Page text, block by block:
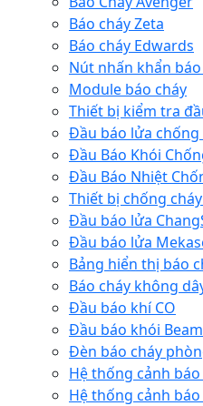
Báo cháy Zeta
Báo cháy Edwards
Nút nhấn khẩn
Module báo cháy
Thiết bị kiểm tra
Đầu báo lửa chống
Đầu Báo Khói
Đầu Báo Nhiệt
Thiết bị chống
Đầu báo lửa
Đầu báo lửa
Bảng hiển thị báo
Báo cháy không
Đầu báo khí CO
Đầu báo khói Beam
Đèn báo cháy
Hệ thống cảnh
Hệ thống cảnh